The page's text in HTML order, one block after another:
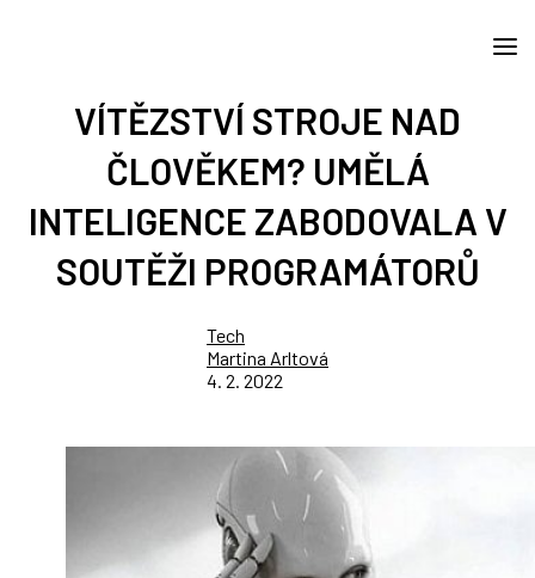
VÍTĚZSTVÍ STROJE NAD
ČLOVĚKEM? UMĚLÁ
INTELIGENCE ZABODOVALA V
SOUTĚŽI PROGRAMÁTORŮ
Tech
Martina Arltová
4. 2. 2022